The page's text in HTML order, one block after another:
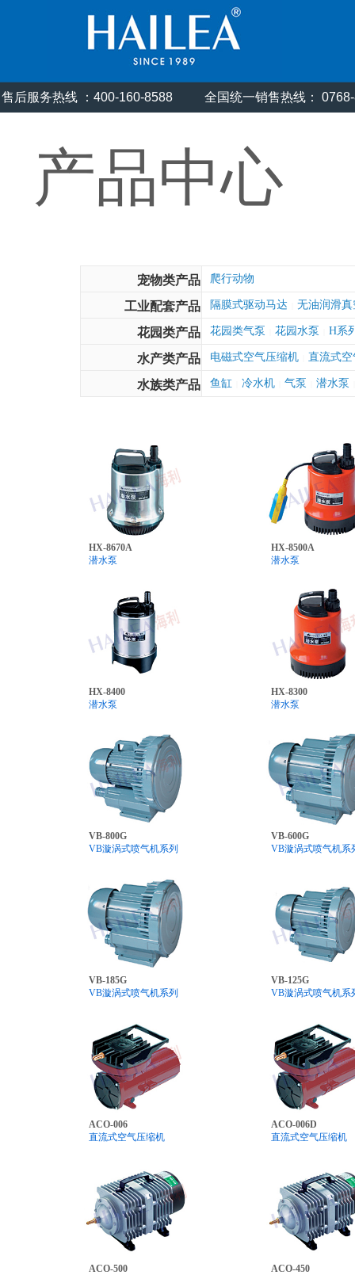
产品中心
宠物类产品 爬行动物
工业配套产品 隔膜式驱动马达 无油润滑真
花园类产品 花园类气泵 花园水泵 H系
水产类产品 电磁式空气压缩机 直流式
水族类产品 鱼缸 冷水机 气泵 潜水泵
HX-8670A
潜水泵
HX-8500A
潜水泵
HX-8400
潜水泵
HX-8300
潜水泵
VB-800G
VB漩涡式喷气机系列
VB-600G
VB漩涡式喷气机系
VB-185G
VB漩涡式喷气机系列
VB-125G
VB漩涡式喷气机系
ACO-006
直流式空气压缩机
ACO-006D
直流式空气压缩机
ACO-500
ACO-450
售后服务热线 ：400-160-8588 全国统一销售热线：